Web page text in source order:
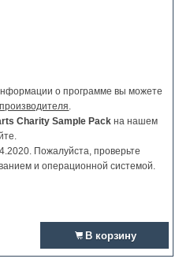
о программе вы можете
.
Charity Sample Pack на нашем
Пожалуйста, проверьте
и операционной системой.
В корзину